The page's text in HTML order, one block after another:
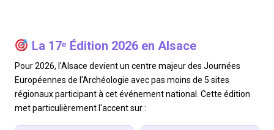
La 17ᵉ Édition 2026 en Alsace
Pour 2026, l'Alsace devient un centre majeur des Journées
Européennes de l'Archéologie avec pas moins de 5 sites
régionaux participant à cet événement national. Cette édition
met particulièrement l'accent sur :